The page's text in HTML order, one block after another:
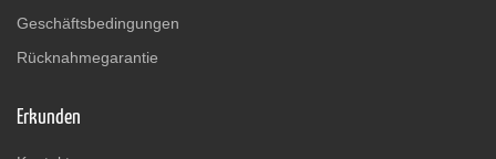
Geschäftsbedingungen
Rücknahmegarantie
Erkunden